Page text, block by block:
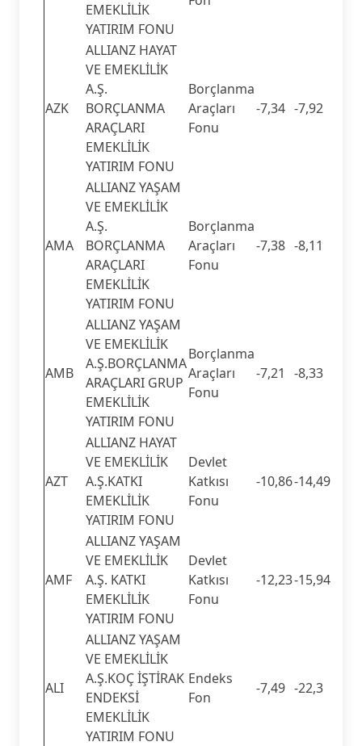
EMEKLİLİK
YATIRIM FONU
AZK
ALLIANZ HAYAT
VE EMEKLİLİK
A.Ş.
BORÇLANMA
ARAÇLARI
EMEKLİLİK
YATIRIM FONU
Borçlanma
Araçları
Fonu
-7,34 -7,92
AMA
ALLIANZ YAŞAM
VE EMEKLİLİK
A.Ş.
BORÇLANMA
ARAÇLARI
EMEKLİLİK
YATIRIM FONU
Borçlanma
Araçları
Fonu
-7,38 -8,11
AMB
ALLIANZ YAŞAM
VE EMEKLİLİK
A.Ş.BORÇLANMA
ARAÇLARI GRUP
EMEKLİLİK
YATIRIM FONU
Borçlanma
Araçları
Fonu
-7,21 -8,33
AZT
ALLIANZ HAYAT
VE EMEKLİLİK
A.Ş.KATKI
EMEKLİLİK
YATIRIM FONU
Devlet
Katkısı
Fonu
-10,86-14,49
AMF
ALLIANZ YAŞAM
VE EMEKLİLİK
A.Ş. KATKI
EMEKLİLİK
YATIRIM FONU
Devlet
Katkısı
Fonu
-12,23-15,94
ALI
ALLIANZ YAŞAM
VE EMEKLİLİK
A.Ş.KOÇ İŞTİRAK
ENDEKSİ
EMEKLİLİK
YATIRIM FONU
Endeks
Fon
-7,49 -22,3